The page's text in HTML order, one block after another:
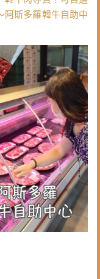
阿斯多羅韓牛自助中